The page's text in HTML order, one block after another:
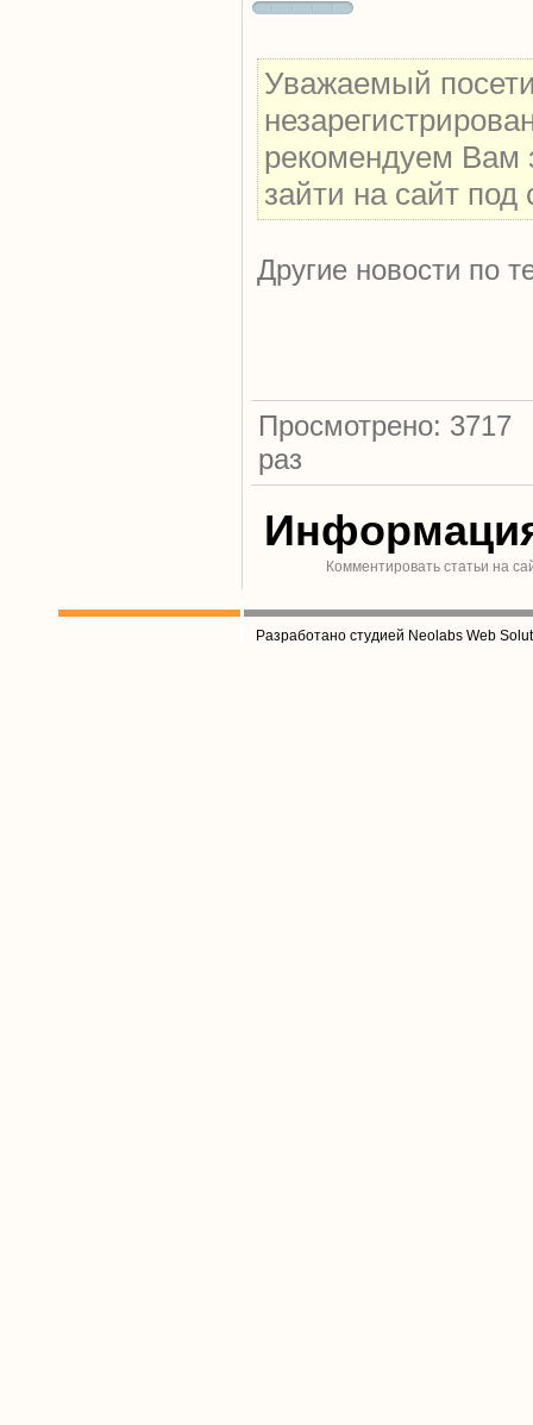
Уважаемый
рекомендуем Вам
зайти на сайт
Другие новости по
Просмотрено: 3717
раз
Комментировать статьи на
Разработано студией Neolabs Web